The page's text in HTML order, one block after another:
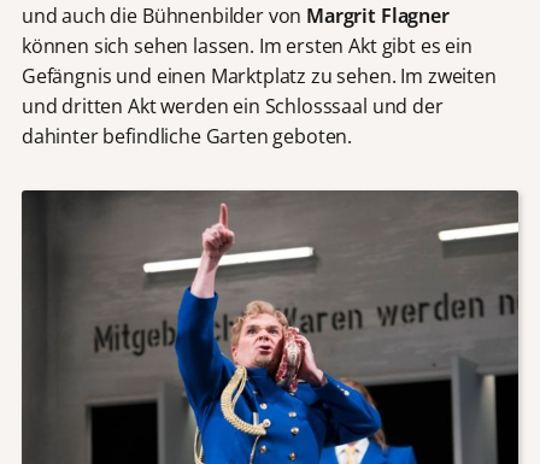
und auch die Bühnenbilder von Margrit Flagner
können sich sehen lassen. Im ersten Akt gibt es ein
Gefängnis und einen Marktplatz zu sehen. Im zweiten
und dritten Akt werden ein Schlosssaal und der
dahinter befindliche Garten geboten.